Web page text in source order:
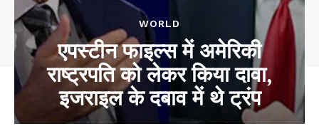
WORLD
एपस्टीन फाइल्स में अमेरिकी
राष्ट्रपति को लेकर किया दावा,
इजराइल के दबाव में थे ट्रंप